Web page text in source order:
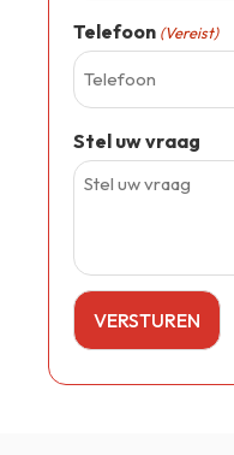
Telefoon (Vereist)
Stel uw vraag